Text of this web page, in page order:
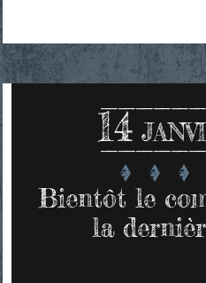
14
Bientôt le
la